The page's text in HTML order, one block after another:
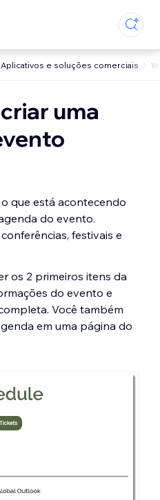
Aplicativos e soluções comerciais
uma
que está acontecendo
do evento.
festivais e
os 2 primeiros itens da
do evento e
Você também
em uma página do